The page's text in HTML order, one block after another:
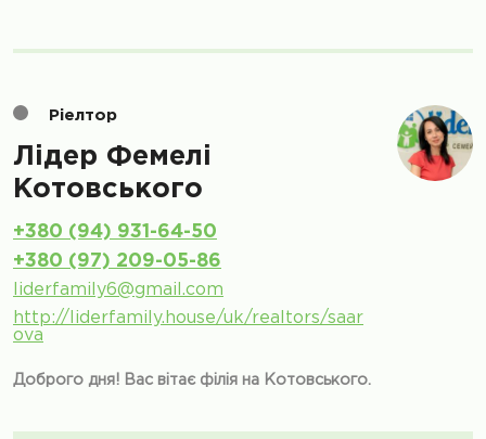
Ріелтор
Лiдер Фемелi
Котовського
+380 (94) 931-64-50
+380 (97) 209-05-86
liderfamily6@gmail.com
http://liderfamily.house/uk/realtors/saar
ova
Доброго дня! Вас вітає філія на Котовського.